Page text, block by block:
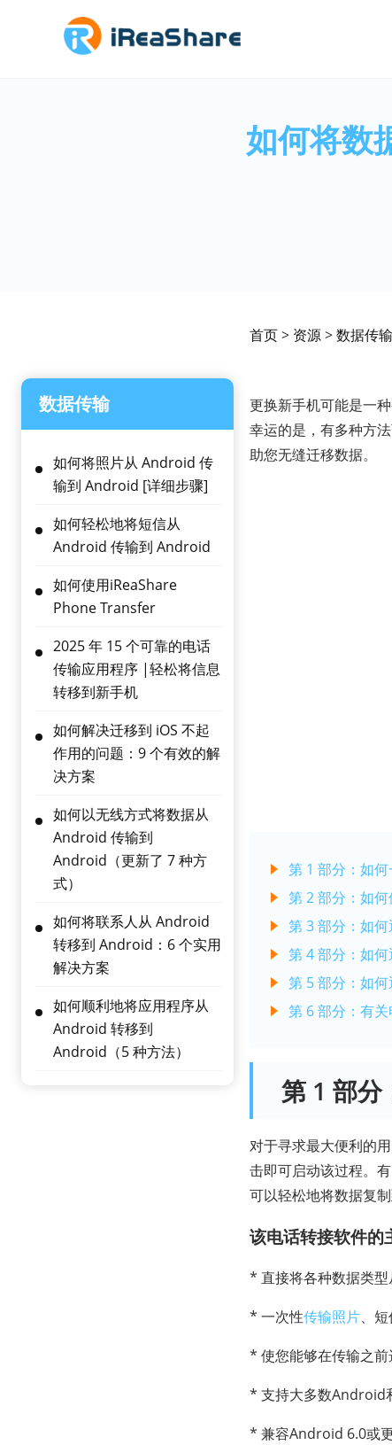
如何将数
首页> 资源>数据传输
数据传输
如何将照片从 Android 传
输到 Android [详细步骤]
如何轻松地将短信从
Android 传输到 Android
如何使用iReaShare
Phone Transfer
2025 年 15 个可靠的电话
传输应用程序 |轻松将信息
转移到新手机
如何解决迁移到 iOS 不起
作用的问题：9 个有效的解
决方案
如何以无线方式将数据从
Android 传输到
Android（更新了 7 种方
式）
如何将联系人从 Android
转移到 Android：6 个实用
解决方案
如何顺利地将应用程序从
Android 转移到
Android（5 种方法）
更换新手机可能是一
幸运的是，有多种方
助您无缝迁移数据。
第 1 部分：如
第 2 部分：如
第 3 部分：如
第 4 部分：如
第 5 部分：如
第 6 部分：有
第 1 部分
对于寻求最大便利的用
击即可启动该过程。
可以轻松地将数据复制
该电话转接软件的
* 直接将各种数据类型
* 一次性传输照片、
* 使您能够在传输之前
* 支持大多数Android
* 兼容Android 6.0或